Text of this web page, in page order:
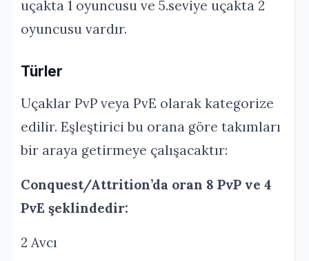
uçakta 1 oyuncusu ve 5.seviye uçakta 2
oyuncusu vardır.
Türler
Uçaklar PvP veya PvE olarak kategorize
edilir. Eşleştirici bu orana göre takımları
bir araya getirmeye çalışacaktır:
Conquest/Attrition’da oran 8 PvP ve 4
PvE şeklindedir:
2 Avcı